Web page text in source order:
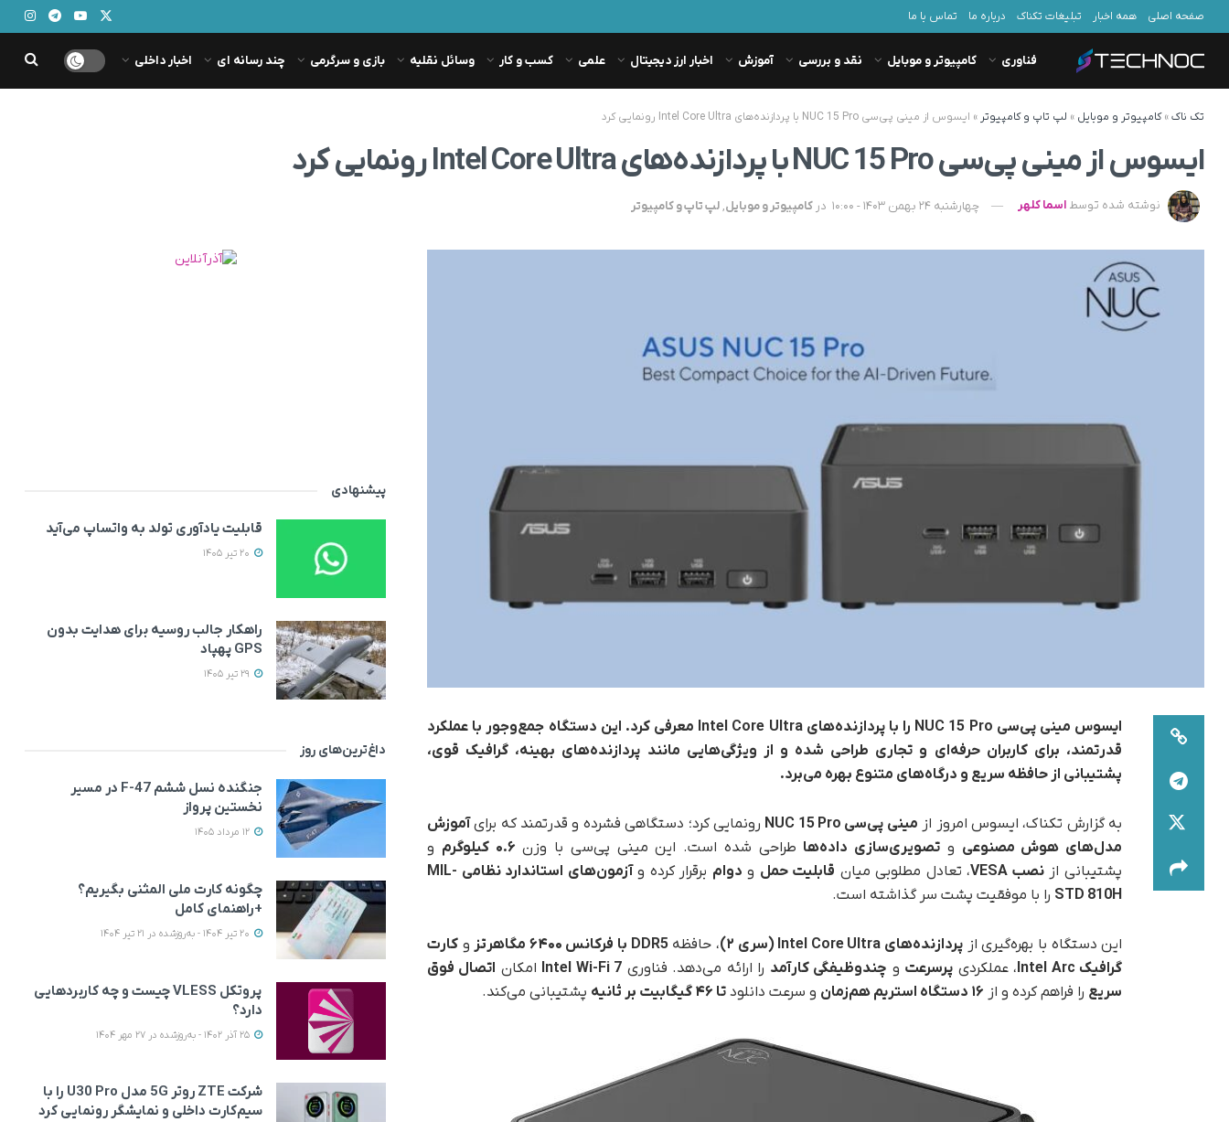
صفحه اصلی همه اخبار تبلیغات تکناک درباره ما تماس با ما
فناوری کامپیوتر و موبایل نقد و بررسی آموزش اخبار ارز دیجیتال علمی کسب و کار وسائل نقلیه بازی و سرگرمی چند رسانه ای اخبار داخلی
تک ناک»کامپیوتر و موبایل » لپ تاپ و کامپیوتر » ایسوس از مینی پی‌سی NUC 15 Pro با پردازنده‌های Intel Core Ultra رونمایی کرد
ایسوس از مینی پی‌سی NUC 15 Pro با پردازنده‌های Intel Core Ultra رونمایی کرد
نوشته شده توسط اسما کلهر چهارشنبه 24 بهمن 1403 - 10:00 در کامپیوتر و موبایل,لپ تاپ و کامپیوتر
ایسوس مینی پی‌سی NUC 15 Pro را با پردازنده‌های Intel Core Ultra معرفی کرد. این دستگاه جمع‌وجور با عملکرد
قدرتمند، برای کاربران حرفه‌ای و تجاری طراحی شده و از ویژگی‌هایی مانند پردازنده‌های بهینه، گرافیک قوی،
پشتیبانی از حافظه سریع و درگاه‌های متنوع بهره می‌برد.
به گزارش تکناک، ایسوس امروز از مینی پی‌سی NUC 15 Pro رونمایی کرد؛ دستگاهی فشرده و قدرتمند که برایآموزش
مدل‌های هوش مصنوعی و تصویری‌سازی داده‌ها طراحی شده است. این مینی پی‌سی با وزن ۰.۶ کیلوگرم
و
پشتیبانی ازنصب VESA ، تعادل مطلوبی میان قابلیت حمل و دوام برقرار کرده و
آزمون‌های استاندارد نظامی MIL-
STD 810H را با موفقیت پشت سر گذاشته است.
این دستگاه با بهره‌گیری از پردازنده‌های سری ۲)، حافظه DDR5 با فرکانس ۶۴۰۰ مگاهرتز و کارت
گرافیک
، عملکردی پرسرعت و چندوظیفگی کارآمد را ارائه می‌دهد. فناوری Intel Wi-Fi 7 امکان اتصال فوق
سریع را فراهم کرده و از ۱۶ دستگاه استریم هم‌زمان و سرعت دانلود تا ۴۶ گیگابیت بر ثانیه پشتیبانی می‌کند.
پیشنهادی
قابلیت یادآوری تولد به واتساپ می‌آید
راهکار جالب روسیه برای هدایت بدون
GPS پهپاد
داغ‌ترین‌های روز
جنگنده نسل ششم F-47 در مسیر
نخستین پرواز
چگونه کارت ملی المثنی بگیریم؟
+راهنمای کامل
پروتکل VLESS چیست و چه کاربردهایی
دارد؟
شرکت ZTE روتر 5G مدل U30 Pro را با
سیم‌کارت داخلی و نمایشگر رونمایی کرد